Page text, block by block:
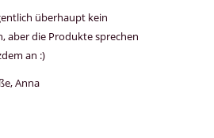
überhaupt kein
aber die Produkte sprechen
an :)
Anna